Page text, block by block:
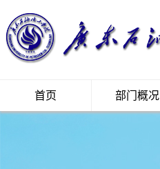
首页 部门概况